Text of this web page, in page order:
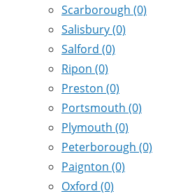
Scarborough (0)
Salisbury(0)
Salford (0)
Ripon (0)
Preston (0)
Portsmouth (0)
Plymouth (0)
Peterborough (0)
Paignton (0)
Oxford (0)